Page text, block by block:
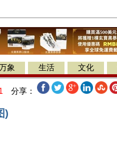
象 生活 文化
分享：
)